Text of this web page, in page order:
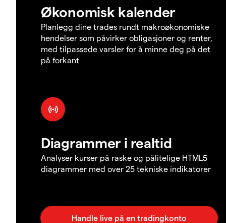
Økonomisk kalender
Planlegg dine trades rundt makroøkonomiske
hendelser som påvirker obligasjoner og renter,
med tilpassede varsler for å minne deg på det
på forkant
Diagrammer i realtid
Analyser kurser på raske og pålitelige HTML5
diagrammer med over 25 tekniske indikatorer